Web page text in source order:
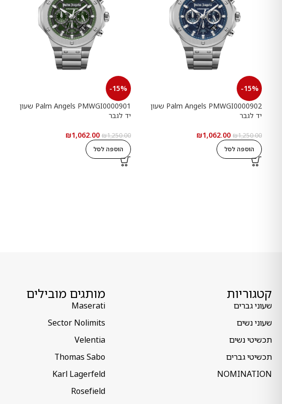
-15%
Palm Angels PMWGI0000902 שעון
יד לגבר
₪1,250.00
₪1,062.00
הוספה לסל
-15%
Palm Angels PMWGI0000901 שעון
יד לגבר
₪1,250.00
₪1,062.00
הוספה לסל
קטגוריות
שעוני גברים
שעוני נשים
תכשיטי נשים
תכשיטי גברים
NOMINATION
מותגים מובילים
Maserati
Sector Nolimits
Velentia
Thomas Sabo
Karl Lagerfeld
Rosefield